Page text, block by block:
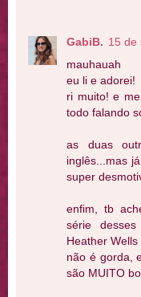
GabiB. 15 de
mauhauah
eu li e adorei!
ri muito! e
todo falando
as duas
inglês...mas
super
enfim, tb
série
Heather
não é gorda,
são MUITO